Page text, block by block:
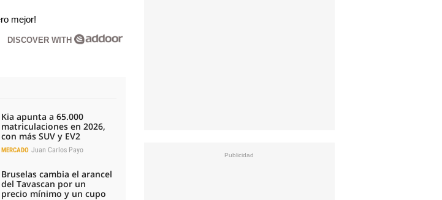
mejor!
DISCOVER WITH
Kia apunta a 65.000
matriculaciones en 2026,
con más SUV y EV2
MERCADO Juan Carlos Payo
Bruselas cambia el arancel
del Tavascan por un
precio mínimo y un cupo